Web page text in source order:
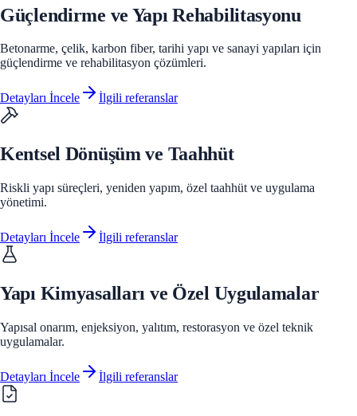
Güçlendirme ve Yapı Rehabilitasyonu
Betonarme, çelik, karbon fiber, tarihi yapı ve sanayi yapıları için
güçlendirme ve rehabilitasyon çözümleri.
Detayları İncele İlgili referanslar
Kentsel Dönüşüm ve Taahhüt
Riskli yapı süreçleri, yeniden yapım, özel taahhüt ve uygulama
yönetimi.
Detayları İncele İlgili referanslar
Yapı Kimyasalları ve Özel Uygulamalar
Yapısal onarım, enjeksiyon, yalıtım, restorasyon ve özel teknik
uygulamalar.
Detayları İncele İlgili referanslar